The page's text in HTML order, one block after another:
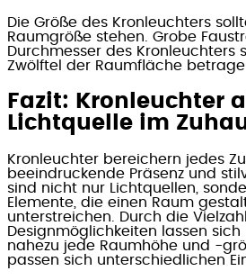
Die Größe des Kronleuchters
Raumgröße stehen. Grobe
Durchmesser des Kronleuchters
Zwölftel der Raumfläche
Fazit: Kronleuchter
Lichtquelle im
Kronleuchter bereichern jedes
beeindruckende Präsenz und
sind nicht nur Lichtquellen,
Elemente, die einen Raum
unterstreichen. Durch die
Designmöglichkeiten lassen sich
nahezu jede Raumhöhe und -
passen sich unterschiedlichen